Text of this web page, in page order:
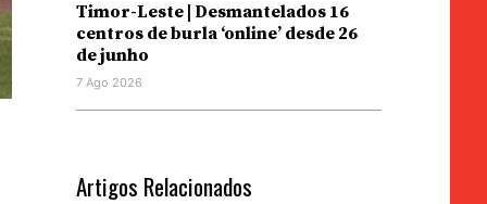
Timor-Leste | Desmantelados 16
centros de burla ‘online’ desde 26
de junho
7 Ago 2026
Artigos Relacionados